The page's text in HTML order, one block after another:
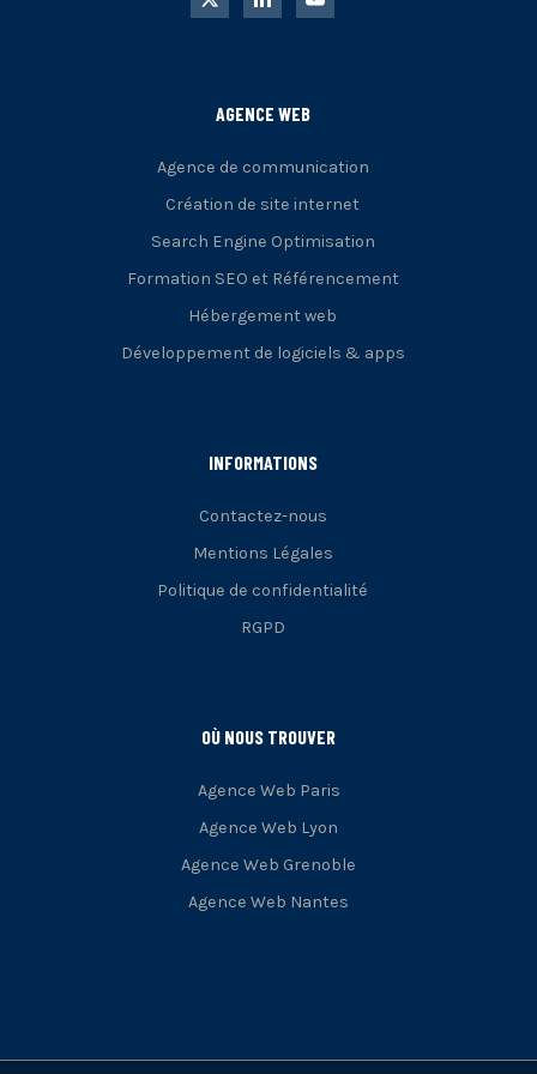
AGENCE WEB
Agence de communication
Création de site internet
Search Engine Optimisation
Formation SEO et Référencement
Hébergement web
Développement de logiciels & apps
INFORMATIONS
Contactez-nous
Mentions Légales
Politique de confidentialité
RGPD
OÙ NOUS TROUVER
Agence Web Paris
Agence Web Lyon
Agence Web Grenoble
Agence Web Nantes